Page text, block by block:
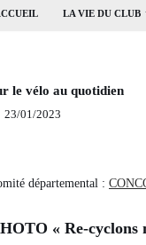
LA VIE DU CLUB
le vélo au quotidien
23/01/2023
départemental :
« Re-cyclons